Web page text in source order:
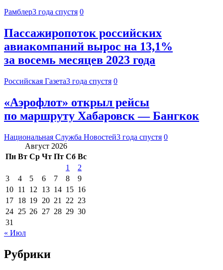
Рамблер3 года спустя 0
Пассажиропоток российских
авиакомпаний вырос на 13,1%
за восемь месяцев 2023 года
Российская Газета3 года спустя 0
«Аэрофлот» открыл рейсы
по маршруту Хабаровск — Бангкок
Национальная Служба Новостей3 года спустя 0
Август 2026
Пн Вт Ср Чт Пт Сб Вс
1
2
3
4 5 6 7 8
9
10 11 12 13 14 15 16
17 18 19 20 21 22 23
24 25 26 27 28 29 30
31
« Июл
Рубрики